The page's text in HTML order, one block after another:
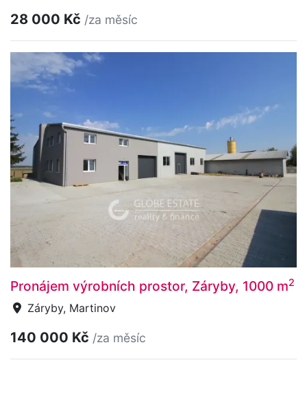
28 000 Kč /za měsíc
Pronájem výrobních prostor, Záryby, 1000 m2
Záryby, Martinov
140 000 Kč /za měsíc